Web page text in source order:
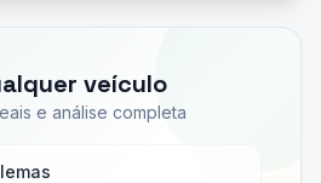
veículo
e análise completa